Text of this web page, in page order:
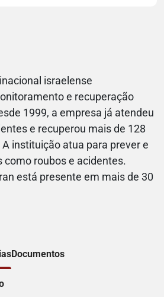
israelense
e recuperação
1999, a empresa já atendeu
e recuperou mais de 128
instituição atua para prever e
como roubos e acidentes.
está presente em mais de 30
Documentos